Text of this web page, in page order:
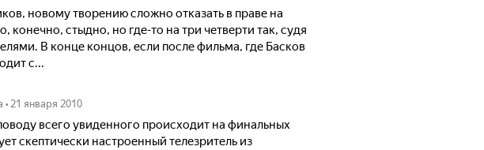
новому творению сложно отказать в праве на
конечно, стыдно, но где-то на три четверти так, судя
В конце концов, если после фильма, где Басков
с...
• 21 января 2010
всего увиденного происходит на финальных
скептически настроенный телезритель из